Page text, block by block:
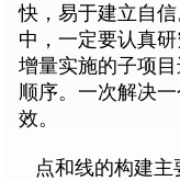
快，易于建立自
中，一定要认真
增量实施的子项
顺序。一次解决
效。
点和线的构建主